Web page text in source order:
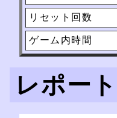
リセット回数
ゲーム内時間
レポート